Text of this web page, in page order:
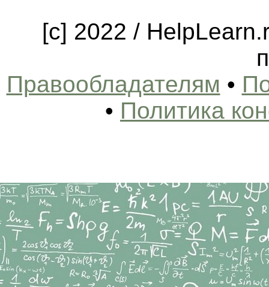
[c] 2022 /
Правообладателям •
• Политика